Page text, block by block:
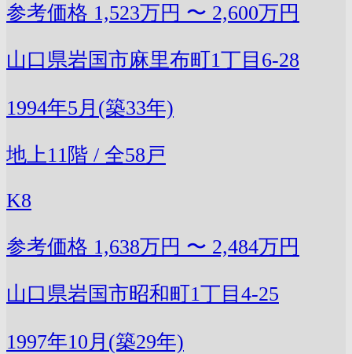
参考価格 1,523万円 〜 2,600万円
山口県岩国市麻里布町1丁目6-28
1994年5月(築33年)
地上11階 / 全58戸
K8
参考価格 1,638万円 〜 2,484万円
山口県岩国市昭和町1丁目4-25
1997年10月(築29年)